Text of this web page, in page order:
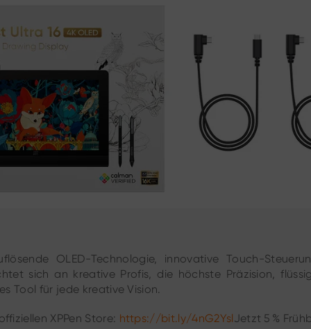
OLED-Technologie, innovative Touch-
sich an kreative Profis, die höchste Präzision,
Tool für jede kreative Vision.
XPPen Store: https://bit.ly/4nG2YslJetzt 5 %